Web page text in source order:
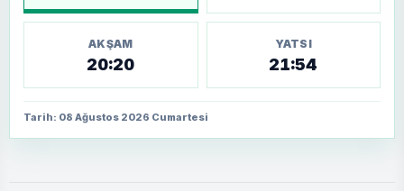
AKŞAM
20:20
YATSI
21:54
Tarih: 08 Ağustos 2026 Cumartesi